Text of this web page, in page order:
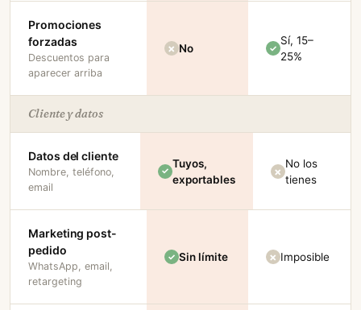
Promociones
forzadas
Descuentos para
aparecer arriba
No
Sí, 15–
25%
Cliente y datos
Datos del cliente
Nombre, teléfono,
email
Tuyos,
exportables
No los
tienes
Marketing post-
pedido
WhatsApp, email,
retargeting
Sin límite Imposible